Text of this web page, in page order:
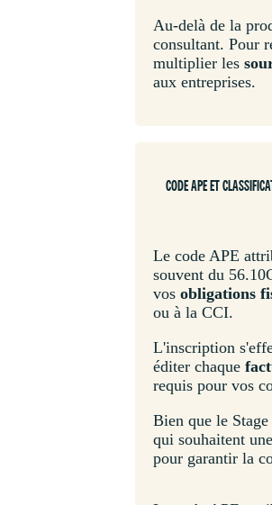
Au-delà de la
consultant. Pour
multiplier les
aux entreprises.
CODE APE ET
Le code APE
souvent du
vos obligations
ou à la CCI.
L'inscription
éditer chaque
requis pour vos
Bien que le
qui souhaitent
pour garantir la